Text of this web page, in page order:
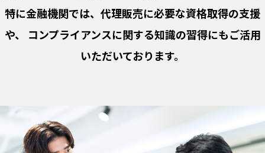
特に金融機関では、代理販売に必要な資格取得の支援
や、 コンプライアンスに関する知識の習得にもご活用
いただいております。